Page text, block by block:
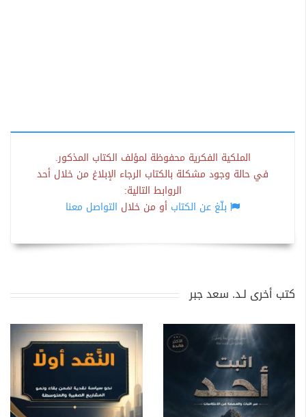
الملكية الفكرية محفوظة لمؤلف الكتاب المذكور.
في حالة وجود مشكلة بالكتاب الرجاء الإبلاغ من خلال أحد
الروابط التالية:
بلّغ عن الكتاب أو من خلال التواصل معنا
كتب أخرى لـد. سعد جبر